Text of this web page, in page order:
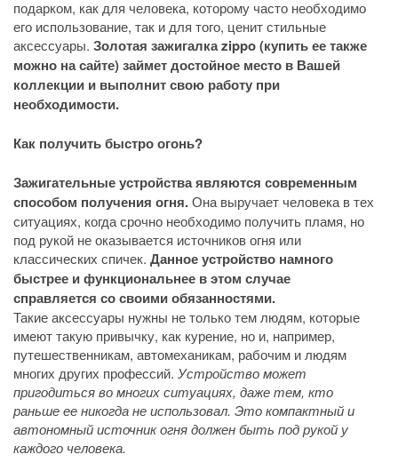
подарком, как для человека, которому часто необходимо
его использование, так и для того, ценит стильные
аксессуары. Золотая зажигалка zippo (купить ее также
можно на сайте) займет достойное место в Вашей
коллекции и выполнит свою работу при
необходимости.
Как получить быстро огонь?
Зажигательные устройства являются современным
способом получения огня.Она выручает человека в тех
ситуациях, когда срочно необходимо получить пламя, но
под рукой не оказывается источников огня или
классических спичек. Данное устройство намного
быстрее и функциональнее в этом случае
справляется со своими обязанностями.
Такие аксессуары нужны не только тем людям, которые
имеют такую привычку, как курение, но и, например,
путешественникам, автомеханикам, рабочим и людям
многих других профессий. Устройство может
пригодиться во многих ситуациях, даже тем, кто
раньше ее никогда не использовал. Это компактный и
автономный источник огня должен быть под рукой у
каждого человека.